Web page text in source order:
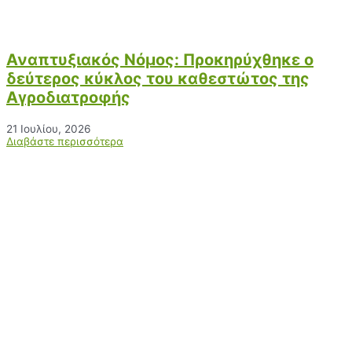
Αναπτυξιακός Νόμος: Προκηρύχθηκε ο
δεύτερος κύκλος του καθεστώτος της
Αγροδιατροφής
21 Ιουλίου, 2026
Διαβάστε περισσότερα